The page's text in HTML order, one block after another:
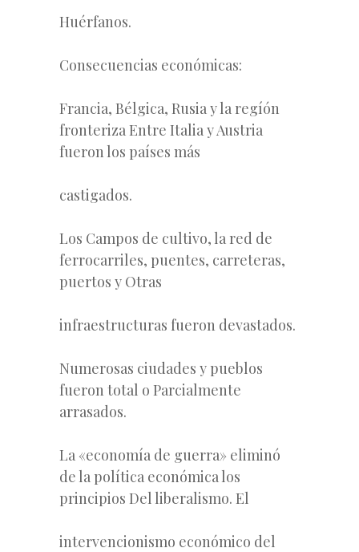
Huérfanos.
Consecuencias económicas:
Francia, Bélgica, Rusia y la regíón
fronteriza Entre Italia y Austria
fueron los países más
castigados.
Los Campos de cultivo, la red de
ferrocarriles, puentes, carreteras,
puertos y Otras
infraestructuras fueron devastados.
Numerosas ciudades y pueblos
fueron total o Parcialmente
arrasados.
La «economía de guerra» eliminó
de la política económica los
principios Del liberalismo. El
intervencionismo económico del